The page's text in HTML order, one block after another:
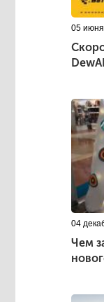
05
04
Чем